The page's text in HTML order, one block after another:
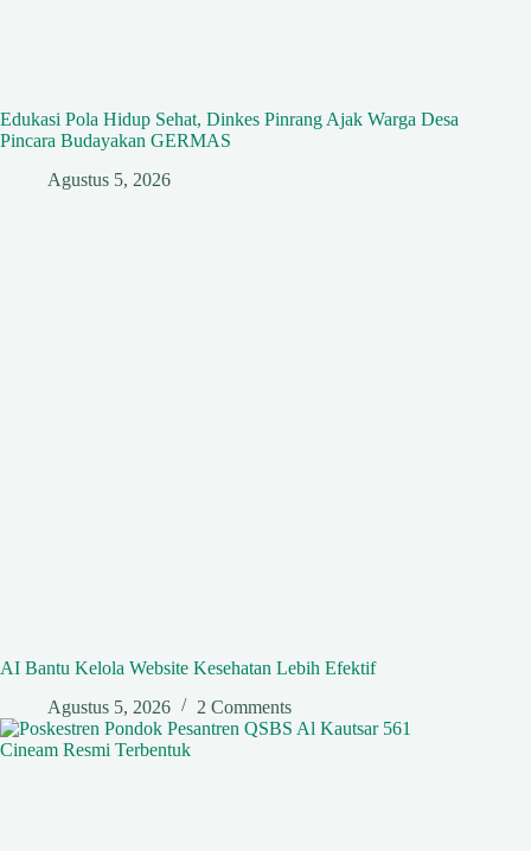
Edukasi Pola Hidup Sehat, Dinkes Pinrang Ajak Warga Desa
Pincara Budayakan GERMAS
Agustus 5, 2026
AI Bantu Kelola Website Kesehatan Lebih Efektif
Agustus 5, 2026
2 Comments